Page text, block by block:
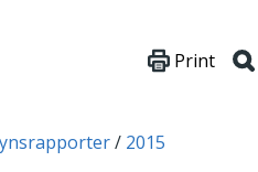
2015
Print